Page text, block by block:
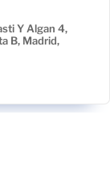
Y Algan 4,
B, Madrid,